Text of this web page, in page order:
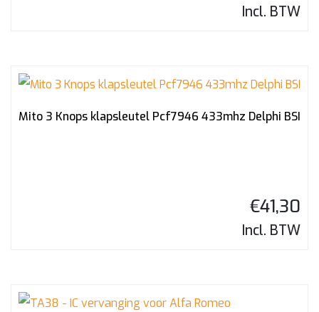
Incl. BTW
Mito 3 Knops klapsleutel Pcf7946 433mhz Delphi BSI
€41,30
Incl. BTW